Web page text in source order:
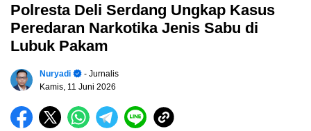
Polresta Deli Serdang Ungkap Kasus
Peredaran Narkotika Jenis Sabu di
Lubuk Pakam
Nuryadi
- Jurnalis
Kamis, 11 Juni 2026